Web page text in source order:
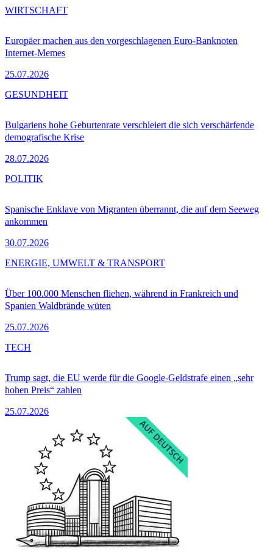
Europäer machen aus den vorgeschlagenen Euro-Banknoten
Internet-Memes
25.07.2026
WIRTSCHAFT
Bulgariens hohe Geburtenrate verschleiert die sich verschärfende
demografische Krise
28.07.2026
GESUNDHEIT
Spanische Enklave von Migranten überrannt, die auf dem Seeweg
ankommen
30.07.2026
POLITIK
Über 100.000 Menschen fliehen, während in Frankreich und
Spanien Waldbrände wüten
25.07.2026
ENERGIE, UMWELT & TRANSPORT
Trump sagt, die EU werde für die Google-Geldstrafe einen „sehr
hohen Preis“ zahlen
25.07.2026
TECH